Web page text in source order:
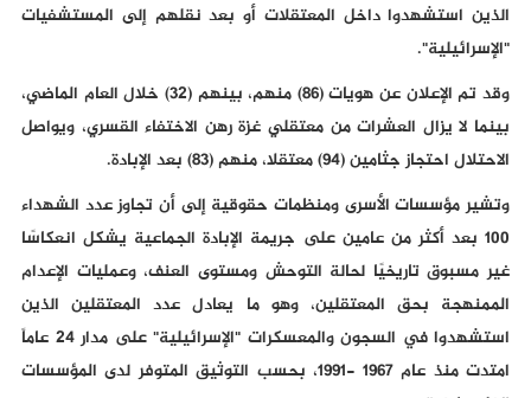
الذين استشهدوا داخل المعتقلات أو بعد نقلهم إلى المستشفيات
"الإسرائيلية".
وقد تم الإعلان عن هويات (86) منهم، بينهم (32) خلال العام الماضي،
بينما لا يزال العشرات من معتقلي غزة رهن الاختفاء القسري، ويواصل
الاحتلال احتجاز جثامين (94) معتقلا، منهم (83) بعد الإبادة.
وتشير مؤسسات الأسرى ومنظمات حقوقية إلى أن تجاوز عدد الشهداء
100 بعد أكثر من عامين على جريمة الإبادة الجماعية يشكل انعكاسًا
غير مسبوق تاريخيًا لحالة التوحش ومستوى العنف، وعمليات الإعدام
الممنهجة بحق المعتقلين، وهو ما يعادل عدد المعتقلين الذين
استشهدوا في السجون والمعسكرات "الإسرائيلية" على مدار 24 عاماً
امتدت منذ عام 1967 -1991، بحسب التوثيق المتوفر لدى المؤسسات